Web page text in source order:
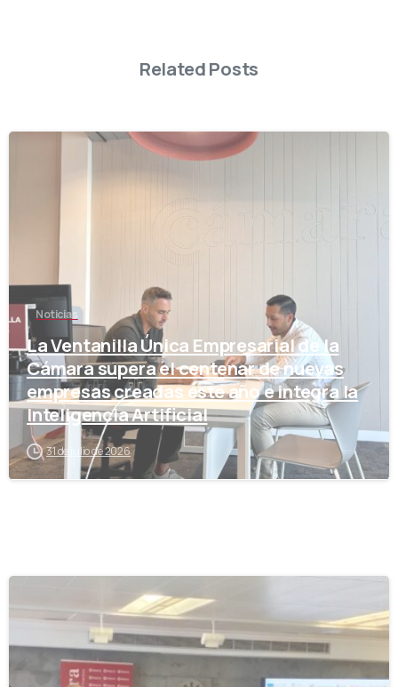
Related Posts
Noticias
La Ventanilla Única Empresarial de la
Cámara supera el centenar de nuevas
empresas creadas este año e integra la
Inteligencia Artificial
31 de julio de 2026